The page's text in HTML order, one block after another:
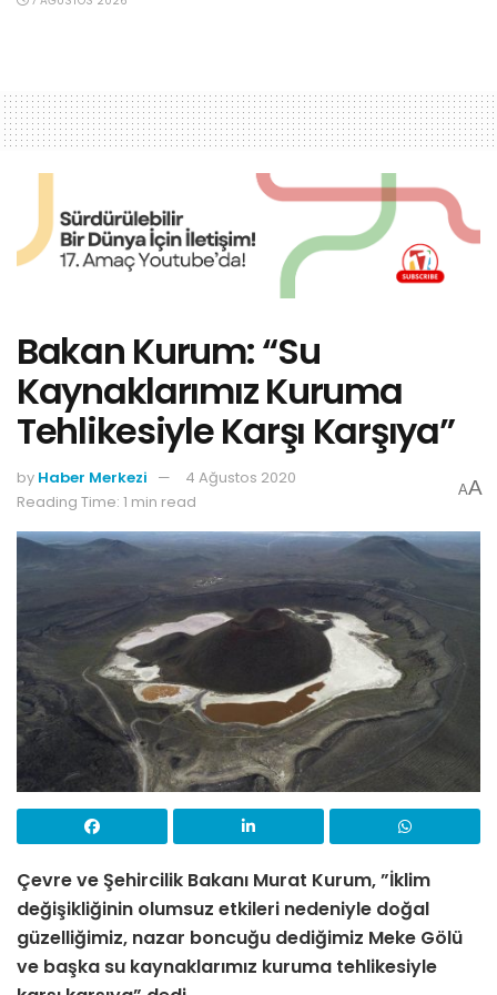
Bakan Kurum: “Su
Kaynaklarımız Kuruma
Tehlikesiyle Karşı Karşıya”
by Haber Merkezi
4 Ağustos 2020
Reading Time: 1 min read
AA
Çevre ve Şehircilik Bakanı Murat Kurum, ”İklim
değişikliğinin olumsuz etkileri nedeniyle doğal
güzelliğimiz, nazar boncuğu dediğimiz Meke Gölü
ve başka su kaynaklarımız kuruma tehlikesiyle